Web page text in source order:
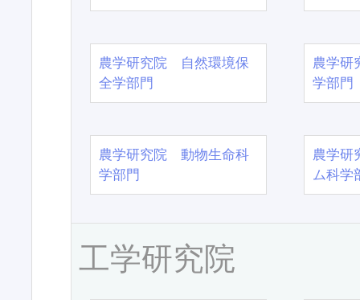
農学研究院 自然環境保
全学部門
農学
学部門
農学研究院 動物生命科
学部門
農学
ム科学
工学研究院